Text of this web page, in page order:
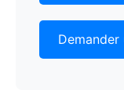
Demander